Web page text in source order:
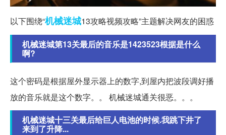
以下围绕“机械迷城13攻略视频攻略”主题解决网友的困惑
机械迷城第13关最后的音乐是1423523根据是什么
啊?
这个密码是根据屋外显示器上的数字,到屋内把波段调好播
放的音乐就是这个数字。。 机械迷城通关很恶。。。
机械迷城十三关最后给巨人电池的时候.我跳下井了
来到了升降...